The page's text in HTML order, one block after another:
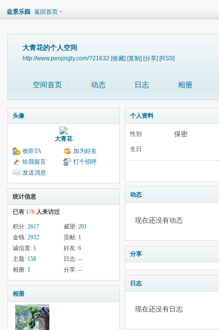
盆景乐园 返回首页
大青花的个人空间
http://www.penjingly.com/?21632 [收藏] [复制] [分享] [RSS]
空间首页 动态 日志 相册
头像
大青花
收听TA
加为好友
给我留言
打个招呼
发送消息
统计信息
已有 176 人来访过
积分: 2617 威望: 201
金钱: 2932 贡献: 1
诚信度: 1 好友: 6
主题: 158 日志: --
相册: 1 分享: --
相册
个人资料
性别 保密
生日
动态
现在还没有动态
分享
日志
现在还没有日志